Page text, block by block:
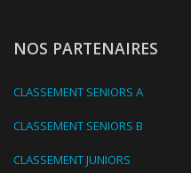
NOS PARTENAIRES
CLASSEMENT SENIORS A
CLASSEMENT SENIORS B
CLASSEMENT JUNIORS